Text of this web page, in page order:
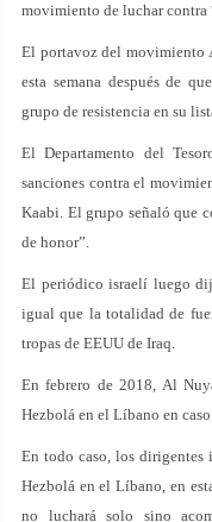
movimiento de luchar contra
El portavoz del movimiento
esta semana después de
grupo de resistencia en su
El Departamento del
sanciones contra el
Kaabi. El grupo señaló que
de honor”.
El periódico israelí luego
igual que la totalidad de
tropas de EEUU de Iraq.
En febrero de 2018, Al
Hezbolá en el Líbano en
En todo caso, los dirigentes
Hezbolá en el Líbano, en
no luchará solo sino